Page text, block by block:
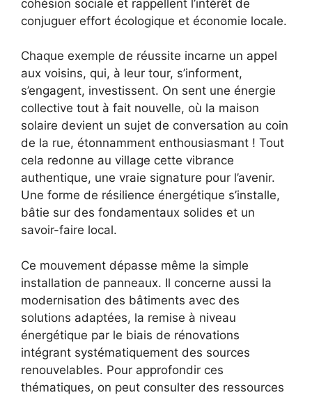
cohésion sociale et rappellent l’intérêt de
conjuguer effort écologique et économie locale.
Chaque exemple de réussite incarne un appel
aux voisins, qui, à leur tour, s’informent,
s’engagent, investissent. On sent une énergie
collective tout à fait nouvelle, où la maison
solaire devient un sujet de conversation au coin
de la rue, étonnamment enthousiasmant ! Tout
cela redonne au village cette vibrance
authentique, une vraie signature pour l’avenir.
Une forme de résilience énergétique s’installe,
bâtie sur des fondamentaux solides et un
savoir-faire local.
Ce mouvement dépasse même la simple
installation de panneaux. Il concerne aussi la
modernisation des bâtiments avec des
solutions adaptées, la remise à niveau
énergétique par le biais de rénovations
intégrant systématiquement des sources
renouvelables. Pour approfondir ces
thématiques, on peut consulter des ressources